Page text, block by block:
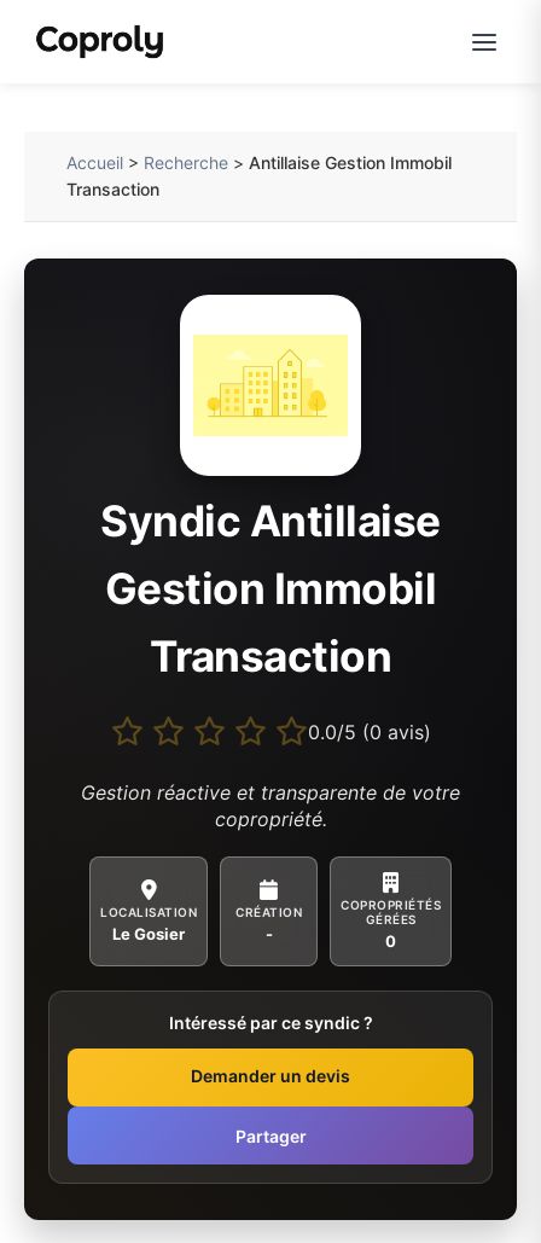
Accueil > Recherche >Antillaise Gestion Immobil
Transaction
Syndic Antillaise
Gestion Immobil
Transaction
0.0/5 (0 avis)
Gestion réactive et transparente de votre
copropriété.
LOCALISATION
Le Gosier
CRÉATION
-
COPROPRIÉTÉS
GÉRÉES
0
Intéressé par ce syndic ?
Demander un devis
Partager